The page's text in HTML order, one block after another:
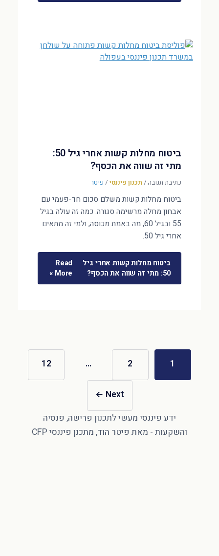
ביטוח מחלות קשות אחרי גיל 50:
מתי זה שווה את הכסף?
כתיבת תגובה/ תכנון פיננסי/ פיטר
ביטוח מחלות קשות משלם סכום חד-פעמי עם
אבחון מחלה מרשימה סגורה. כמה זה עולה בגיל
55 ובגיל 60, מה באמת מכוסה, ולמי זה מתאים
אחרי גיל 50.
ביטוח מחלות קשות אחרי גיל
50: מתי זה שווה את הכסף?
Read
More »
1
2
…
12
Next
←